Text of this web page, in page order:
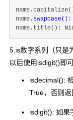
name. swapcase():
name.title():
5.is数字系列（只是
以后使用isdigit()即可
isdecimal():
True，否则返
isdigit(): 如果